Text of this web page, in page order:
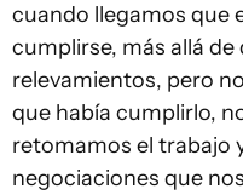
cuando llegamos que
cumplirse, más allá
relevamientos, pero
que había cumplirlo,
retomamos el trabajo
negociaciones que